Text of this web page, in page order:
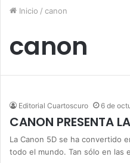
Inicio / canon
canon
Editorial Cuartoscuro 6 de
CANON PRESENTA
La Canon 5D se ha convertido
todo el mundo. Tan sólo en las